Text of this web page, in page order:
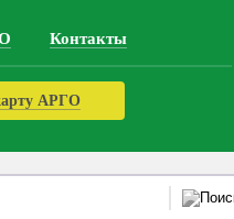
Контакты
АРГО